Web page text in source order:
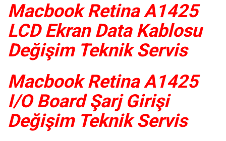
Macbook Retina A1425
LCD Ekran Data Kablosu
Değişim Teknik Servis
Macbook Retina A1425
I/O Board Şarj Girişi
Değişim Teknik Servis